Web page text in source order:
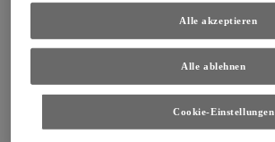
Cookie-Einstellungen
Alle ablehnen
Alle akzeptieren